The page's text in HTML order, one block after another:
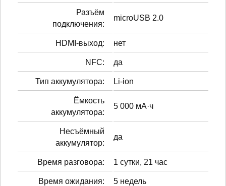
Разъём
подключения:
microUSB 2.0
HDMI-выход: нет
NFC: да
Тип аккумулятора: Li-ion
Ёмкость
аккумулятора:
5 000 мА·ч
Несъёмный
аккумулятор:
да
Время разговора: 1 сутки, 21 час
Время ожидания: 5 недель